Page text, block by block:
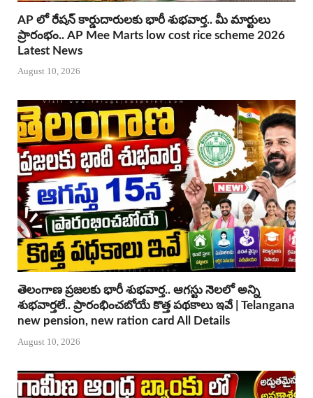
AP లో రేషన్ కార్డుదారులకు భారీ శుభవార్త.. మీ మార్టులు
ప్రారంభం.. AP Mee Marts low cost rice scheme 2026
Latest News
August 10, 2026
తెలంగాణ ప్రజలకు భారీ శుభవార్త.. ఆగస్టు నెలలో అన్ని
శుభవార్తలే.. ప్రారంభించబోయే కొత్త పథకాలు ఇవే | Telangana
new pension, new ration card All Details
August 10, 2026